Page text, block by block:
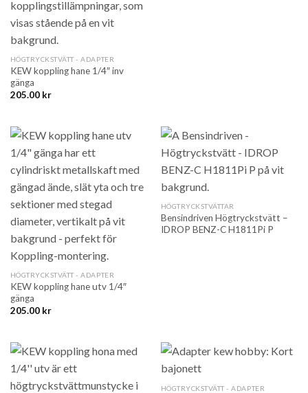
HÖGTRYCKSTVÄTT - ADAPTER
KEW koppling hane 1/4″ inv
gänga
205.00 kr
HÖGTRYCKSTVÄTT - ADAPTER
KEW koppling hane utv 1/4″
gänga
205.00 kr
HÖGTRYCKSTVÄTTAR
Bensindriven Högtryckstvätt –
IDROP BENZ-C H1811Pi P
HÖGTRYCKSTVÄTT - ADAPTER